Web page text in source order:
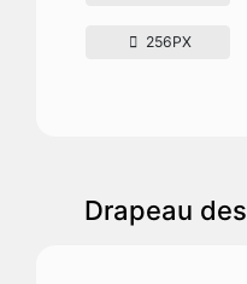
256PX
Drapeau